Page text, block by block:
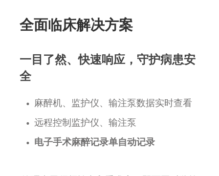
全面临床解决方案
一目了然、快速响应，守护病患安
全
麻醉机、监护仪、输注泵数据实时查看
远程控制监护仪、输注泵
电子手术麻醉记录单自动记录